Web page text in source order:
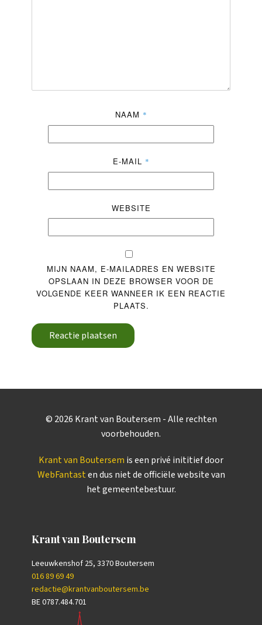
NAAM *
E-MAIL *
WEBSITE
MIJN NAAM, E-MAILADRES EN WEBSITE
OPSLAAN IN DEZE BROWSER VOOR DE
VOLGENDE KEER WANNEER IK EEN REACTIE
PLAATS.
Reactie plaatsen
© 2026 Krant van Boutersem - Alle rechten
voorbehouden.
Krant van Boutersem is een privé inititief door
WebFantasten dus niet de officiële website van
het gemeentebestuur.
Krant van Boutersem
Leeuwkenshof 25, 3370 Boutersem
016 89 69 49
redactie@krantvanboutersem.be
BE 0787.484.701